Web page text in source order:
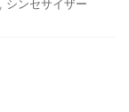
シンセサイザー